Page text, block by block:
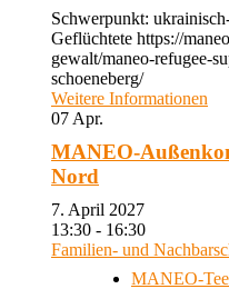
Schwerpunkt:
Geflüchtete https://
gewalt/maneo-refugee-
schoeneberg/
Weitere Informationen
07 Apr.
MANEO-
Nord
7. April 2027
13:30 - 16:30
Familien- und
MANEO-